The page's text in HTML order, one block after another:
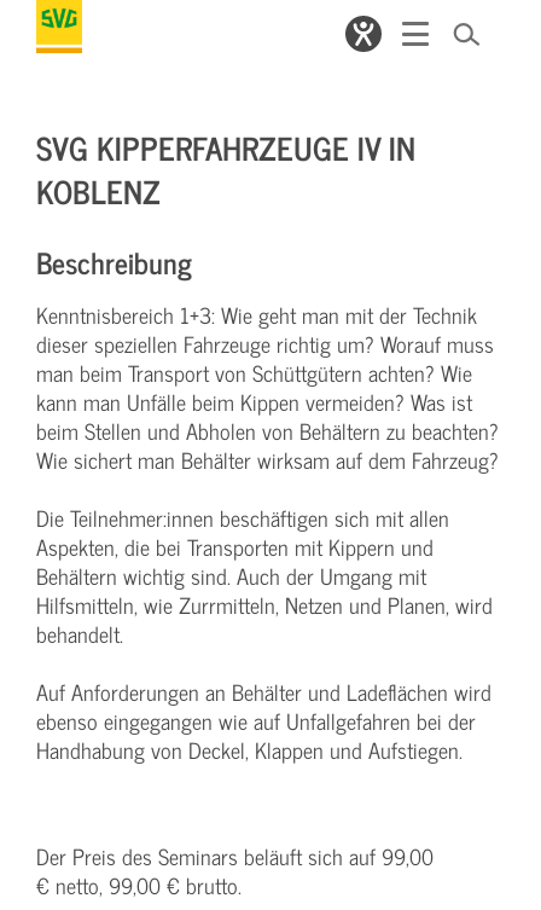
SVG KIPPERFAHRZEUGE IV IN
KOBLENZ
Beschreibung
Kenntnisbereich 1+3: Wie geht man mit der Technik
dieser speziellen Fahrzeuge richtig um? Worauf muss
man beim Transport von Schüttgütern achten? Wie
kann man Unfälle beim Kippen vermeiden? Was ist
beim Stellen und Abholen von Behältern zu beachten?
Wie sichert man Behälter wirksam auf dem Fahrzeug?
Die Teilnehmer:innen beschäftigen sich mit allen
Aspekten, die bei Transporten mit Kippern und
Behältern wichtig sind. Auch der Umgang mit
Hilfsmitteln, wie Zurrmitteln, Netzen und Planen, wird
behandelt.
Auf Anforderungen an Behälter und Ladeflächen wird
ebenso eingegangen wie auf Unfallgefahren bei der
Handhabung von Deckel, Klappen und Aufstiegen.
Der Preis des Seminars beläuft sich auf 99,00
€ netto, 99,00 € brutto.